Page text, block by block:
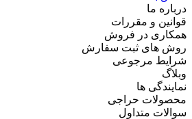
درباره ما
قوانین و مقررات
همکاری در فروش
روش های ثبت سفارش
شرایط مرجوعی
وبلاگ
نمایندگی ها
محصولات حراجی
سوالات متداول